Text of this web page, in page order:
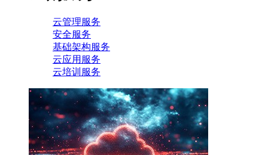
云管理服务
安全服务
基础架构服务
云应用服务
云培训服务